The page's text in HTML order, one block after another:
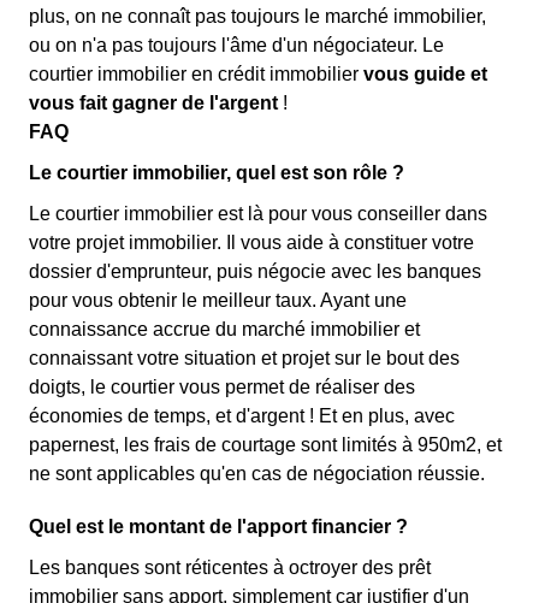
plus, on ne connaît pas toujours le marché immobilier,
ou on n'a pas toujours l'âme d'un négociateur. Le
courtier immobilier en crédit immobilier vous guide et
vous fait gagner de l'argent !
FAQ
Le courtier immobilier, quel est son rôle ?
Le courtier immobilier est là pour vous conseiller dans
votre projet immobilier. Il vous aide à constituer votre
dossier d'emprunteur, puis négocie avec les banques
pour vous obtenir le meilleur taux. Ayant une
connaissance accrue du marché immobilier et
connaissant votre situation et projet sur le bout des
doigts, le courtier vous permet de réaliser des
économies de temps, et d'argent ! Et en plus, avec
papernest, les frais de courtage sont limités à 950m2, et
ne sont applicables qu'en cas de négociation réussie.
Quel est le montant de l'apport financier ?
Les banques sont réticentes à octroyer des prêt
immobilier sans apport, simplement car justifier d'un